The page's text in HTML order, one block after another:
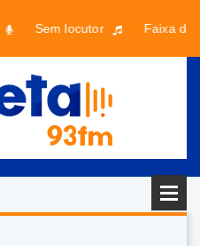
Sem locutor Faixa